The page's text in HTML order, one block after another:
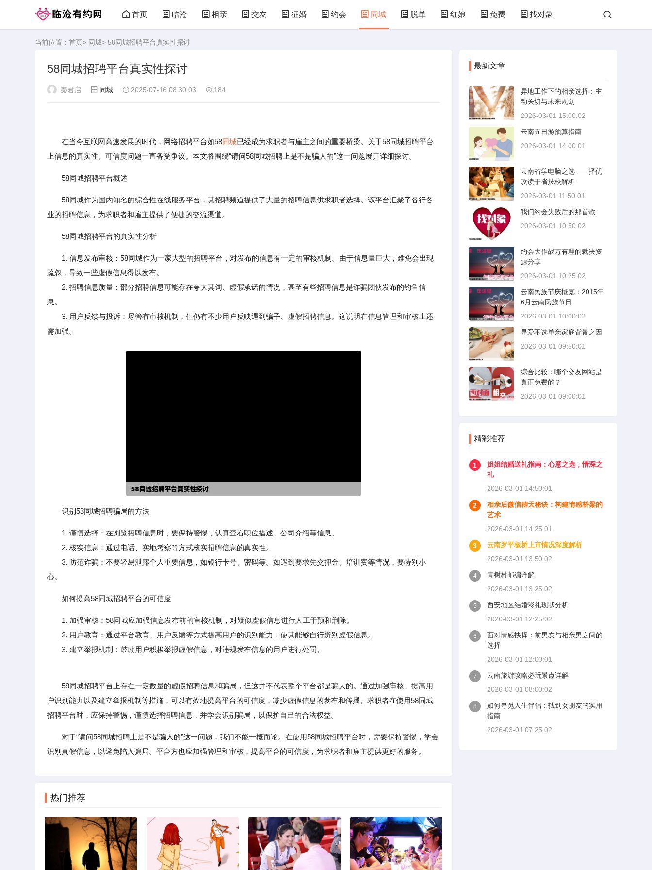
首页 临沧 相亲 交友 征婚 约会 同城 脱单 红娘 免费 找对象
临沧有约网
当前位置： 首页> 同城> 58同城招聘平台真实性探讨
58同城招聘平台真实性探讨
秦君启 同城 2025-07-16 08:30:03 184
在当今互联网高速发展的时代，网络招聘平台如58同城已经成为求职者与雇主之间的重要桥梁。关于58同城招聘平台
上信息的真实性、可信度问题一直备受争议。本文将围绕“请问58同城招聘上是不是骗人的”这一问题展开详细探讨。
58同城招聘平台概述
58同城作为国内知名的综合性在线服务平台，其招聘频道提供了大量的招聘信息供求职者选择。该平台汇聚了各行各
业的招聘信息，为求职者和雇主提供了便捷的交流渠道。
58同城招聘平台的真实性分析
1. 信息发布审核：58同城作为一家大型的招聘平台，对发布的信息有一定的审核机制。由于信息量巨大，难免会出现
疏忽，导致一些虚假信息得以发布。
2. 招聘信息质量：部分招聘信息可能存在夸大其词、虚假承诺的情况，甚至有些招聘信息是诈骗团伙发布的钓鱼信
息。
3. 用户反馈与投诉：尽管有审核机制，但仍有不少用户反映遇到骗子、虚假招聘信息。这说明在信息管理和审核上还
需加强。
识别58同城招聘骗局的方法
1. 谨慎选择：在浏览招聘信息时，要保持警惕，认真查看职位描述、公司介绍等信息。
2. 核实信息：通过电话、实地考察等方式核实招聘信息的真实性。
3. 防范诈骗：不要轻易泄露个人重要信息，如银行卡号、密码等。如遇到要求先交押金、培训费等情况，要特别小
心。
如何提高58同城招聘平台的可信度
1. 加强审核：58同城应加强信息发布前的审核机制，对疑似虚假信息进行人工干预和删除。
2. 用户教育：通过平台教育、用户反馈等方式提高用户的识别能力，使其能够自行辨别虚假信息。
3. 建立举报机制：鼓励用户积极举报虚假信息，对违规发布信息的用户进行处罚。
58同城招聘平台上存在一定数量的虚假招聘信息和骗局，但这并不代表整个平台都是骗人的。通过加强审核、提高用
户识别能力以及建立举报机制等措施，可以有效地提高平台的可信度，减少虚假信息的发布和传播。求职者在使用58同城
招聘平台时，应保持警惕，谨慎选择招聘信息，并学会识别骗局，以保护自己的合法权益。
对于“请问58同城招聘上是不是骗人的”这一问题，我们不能一概而论。在使用58同城招聘平台时，需要保持警惕，学会
识别真假信息，以避免陷入骗局。平台方也应加强管理和审核，提高平台的可信度，为求职者和雇主提供更好的服务。
热门推荐
最新文章
异地工作下的相亲选择：主
动关切与未来规划
2026-03-01 15:00:02
云南五日游预算指南
2026-03-01 14:00:01
云南省学电脑之选——择优
攻读于省技校解析
2026-03-01 11:50:01
我们约会失败后的那首歌
2026-03-01 10:50:02
约会大作战万有理的裁决资
源分享
2026-03-01 10:25:02
云南民族节庆概览：2015年
6月云南民族节日
2026-03-01 10:00:02
寻爱不选单亲家庭背景之因
2026-03-01 09:50:01
综合比较：哪个交友网站是
真正免费的？
2026-03-01 09:00:01
精彩推荐
1
姐姐结婚送礼指南：心意之选，情深之
礼
2026-03-01 14:50:01
2
相亲后微信聊天秘诀：构建情感桥梁的
艺术
2026-03-01 14:25:01
3
云南罗平板桥上市情况深度解析
2026-03-01 13:50:02
4
青树村邮编详解
2026-03-01 13:25:02
5
西安地区结婚彩礼现状分析
2026-03-01 12:25:02
6
面对情感抉择：前男友与相亲男之间的
选择
2026-03-01 12:00:01
7
云南旅游攻略必玩景点详解
2026-03-01 08:00:02
8
如何寻觅人生伴侣：找到女朋友的实用
指南
2026-03-01 07:25:02